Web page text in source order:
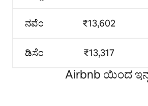
ನವೆಂ
ಡಿಸೆಂ
₹13,602
₹13,317
Airbnb ಯಿಂದ